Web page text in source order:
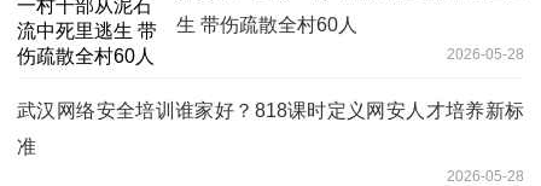
生 带伤疏散全村60人
2026-05-28
武汉网络安全培训谁家好？818课时定义网安人才培养新标
准
2026-05-28